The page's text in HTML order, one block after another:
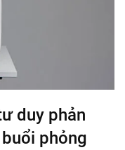
duy phản
phỏng